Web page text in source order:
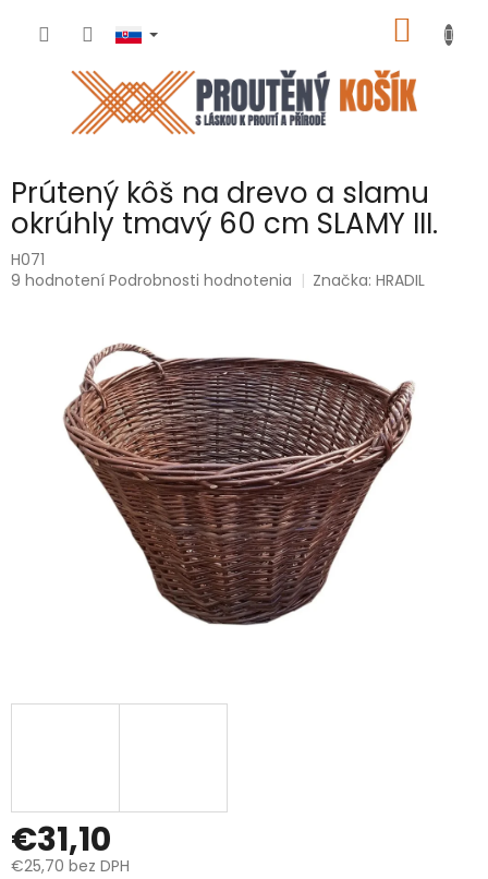
KOŠÍK
Prútený kôš na drevo a slamu
okrúhly tmavý 60 cm SLAMY III.
H071
Priemerné
hviezdičiek.
9 hodnotení Podrobnosti hodnotenia Značka:HRADIL
€31,10
€25,70 bez DPH